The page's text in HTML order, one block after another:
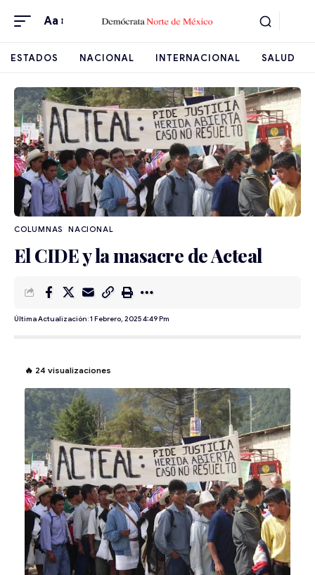
Aa
ESTADOS NACIONAL INTERNACIONAL SALUD
NACIONAL
El CIDE y la masacre de Acteal
Última Actualización: 1 Febrero, 2025 4:49 Pm
🔥 24 visualizaciones